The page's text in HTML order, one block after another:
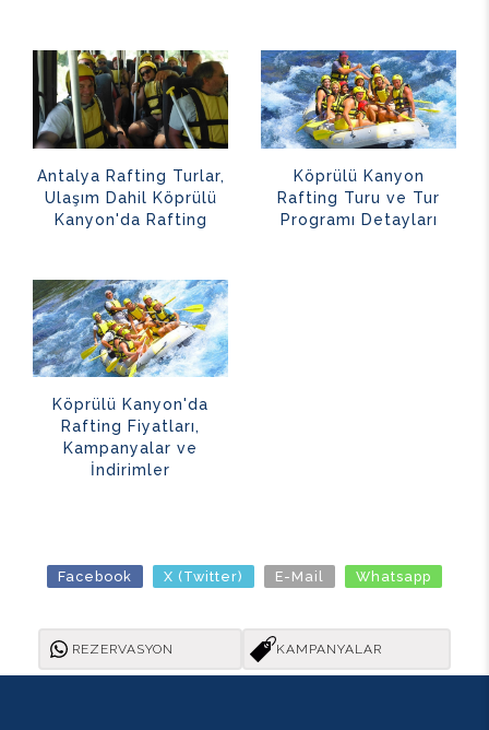
Antalya Rafting Turlar,
Ulaşım Dahil Köprülü
Kanyon'da Rafting
Köprülü Kanyon
Rafting Turu ve Tur
Programı Detayları
Köprülü Kanyon'da
Rafting Fiyatları,
Kampanyalar ve
İndirimler
Facebook X (Twitter) E-Mail Whatsapp
REZERVASYON KAMPANYALAR